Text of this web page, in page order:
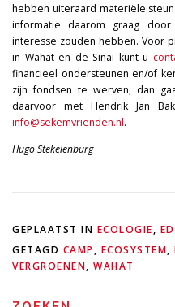
hebben uiteraard materiële
informatie daarom graag
interesse zouden hebben. Voor
in Wahat en de Sinai kunt u
financieel ondersteunen en/of
zijn fondsen te werven, dan
daarvoor met Hendrik Jan
info@sekemvrienden.nl.
Hugo Stekelenburg
GEPLAATST IN ECOLOGIE,
GETAGD CAMP , ECOSYSTEM,
VERGROENEN, WAHAT